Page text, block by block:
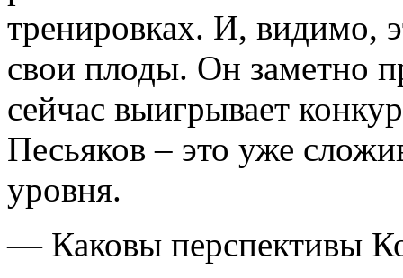
тренировках. И, видимо,
свои плоды. Он заметно
сейчас выигрывает
Песьяков – это уже
уровня.
— Каковы перспективы